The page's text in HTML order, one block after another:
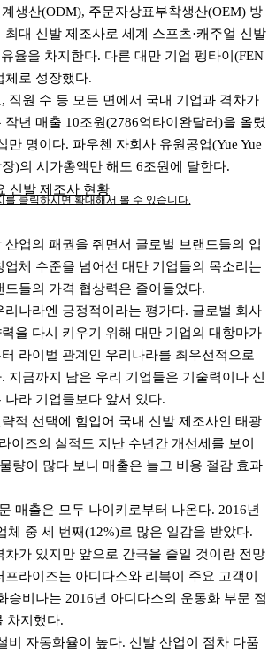
생산(ODM), 주문자상표부착생산(OEM) 방
최대 신발 제조사로 세계 스포츠·캐주얼 신발
율을 차지한다. 다른 대만 기업 펭타이(FEN
체로 성장했다.
직원 수 등 모든 면에서 국내 기업과 격차가
작년 매출 10조원(2786억타이완달러)을 올렸
만 명이다. 파우첸 자회사 유원공업(Yue Yue
)의 시가총액만 해도 6조원에 달한다.
를 클릭하시면 확대해서 볼 수 있습니다.
업의 패권을 쥐면서 글로벌 브랜드들의 입
업체 수준을 넘어선 대만 기업들의 목소리는
드들의 가격 협상력은 줄어들었다.
리나라엔 긍정적이라는 평가다. 글로벌 회사
을 다시 키우기 위해 대만 기업의 대항마가
라이벌 관계인 우리나라를 최우선적으로
지금까지 남은 우리 기업들은 기술력이나 신
나라 기업들보다 앞서 있다.
적 선택에 힘입어 국내 신발 제조사인 태광
이즈의 실적도 지난 수년간 개선세를 보이
량이 많다 보니 매출은 늘고 비용 절감 효과
매출은 모두 나이키로부터 나온다. 2016년
체 중 세 번째(12%)로 많은 일감을 받았다.
차가 있지만 앞으로 간극을 줄일 것이란 전망
라이즈는 아디다스와 리복이 주요 고객이
승비나는 2016년 아디다스의 운동화 부문 점
차지했다.
비 자동화율이 높다. 신발 산업이 점차 다품